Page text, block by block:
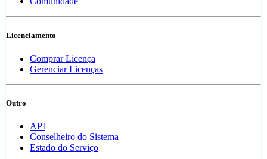
Licenciamento
Comprar Licença
Gerenciar Licenças
Outro
API
Conselheiro do Sistema
Estado do Serviço